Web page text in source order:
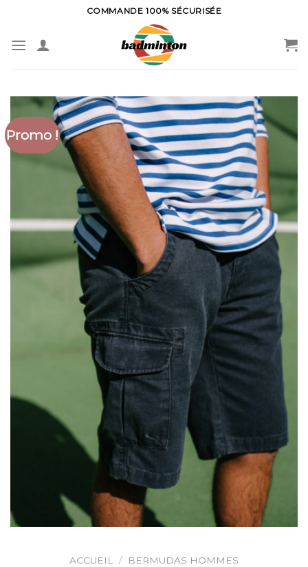
content
COMMANDE 100% SÉCURISÉE
Promo !
ACCUEIL / BERMUDAS HOMMES